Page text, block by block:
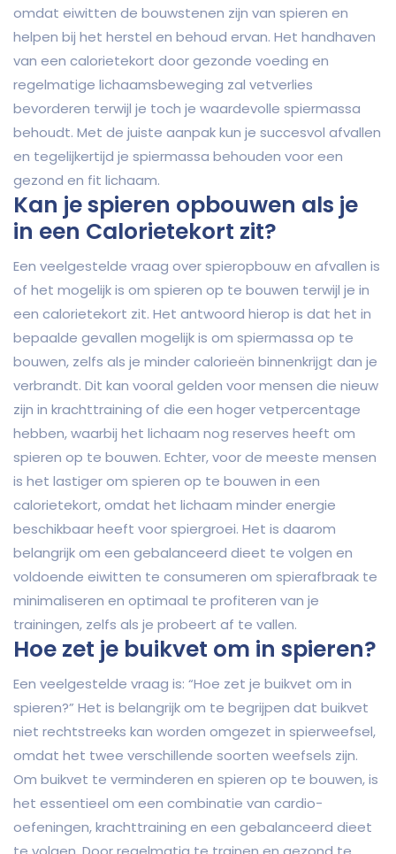
omdat eiwitten de bouwstenen zijn van spieren en
helpen bij het herstel en behoud ervan. Het handhaven
van een calorietekort door gezonde voeding en
regelmatige lichaamsbeweging zal vetverlies
bevorderen terwijl je toch je waardevolle spiermassa
behoudt. Met de juiste aanpak kun je succesvol afvallen
en tegelijkertijd je spiermassa behouden voor een
gezond en fit lichaam.
Kan je spieren opbouwen als je
in een Calorietekort zit?
Een veelgestelde vraag over spieropbouw en afvallen is
of het mogelijk is om spieren op te bouwen terwijl je in
een calorietekort zit. Het antwoord hierop is dat het in
bepaalde gevallen mogelijk is om spiermassa op te
bouwen, zelfs als je minder calorieën binnenkrijgt dan je
verbrandt. Dit kan vooral gelden voor mensen die nieuw
zijn in krachttraining of die een hoger vetpercentage
hebben, waarbij het lichaam nog reserves heeft om
spieren op te bouwen. Echter, voor de meeste mensen
is het lastiger om spieren op te bouwen in een
calorietekort, omdat het lichaam minder energie
beschikbaar heeft voor spiergroei. Het is daarom
belangrijk om een gebalanceerd dieet te volgen en
voldoende eiwitten te consumeren om spierafbraak te
minimaliseren en optimaal te profiteren van je
trainingen, zelfs als je probeert af te vallen.
Hoe zet je buikvet om in spieren?
Een veelgestelde vraag is: “Hoe zet je buikvet om in
spieren?” Het is belangrijk om te begrijpen dat buikvet
niet rechtstreeks kan worden omgezet in spierweefsel,
omdat het twee verschillende soorten weefsels zijn.
Om buikvet te verminderen en spieren op te bouwen, is
het essentieel om een combinatie van cardio-
oefeningen, krachttraining en een gebalanceerd dieet